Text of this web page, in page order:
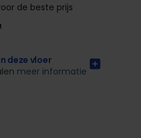
de beste prijs
deze vloer
meer informatie